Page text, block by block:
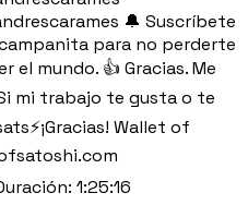
🔔 Suscríbete
para no perderte
mundo. 👍 Gracias. Me
mi trabajo te gusta o te
Wallet of
1:25:16